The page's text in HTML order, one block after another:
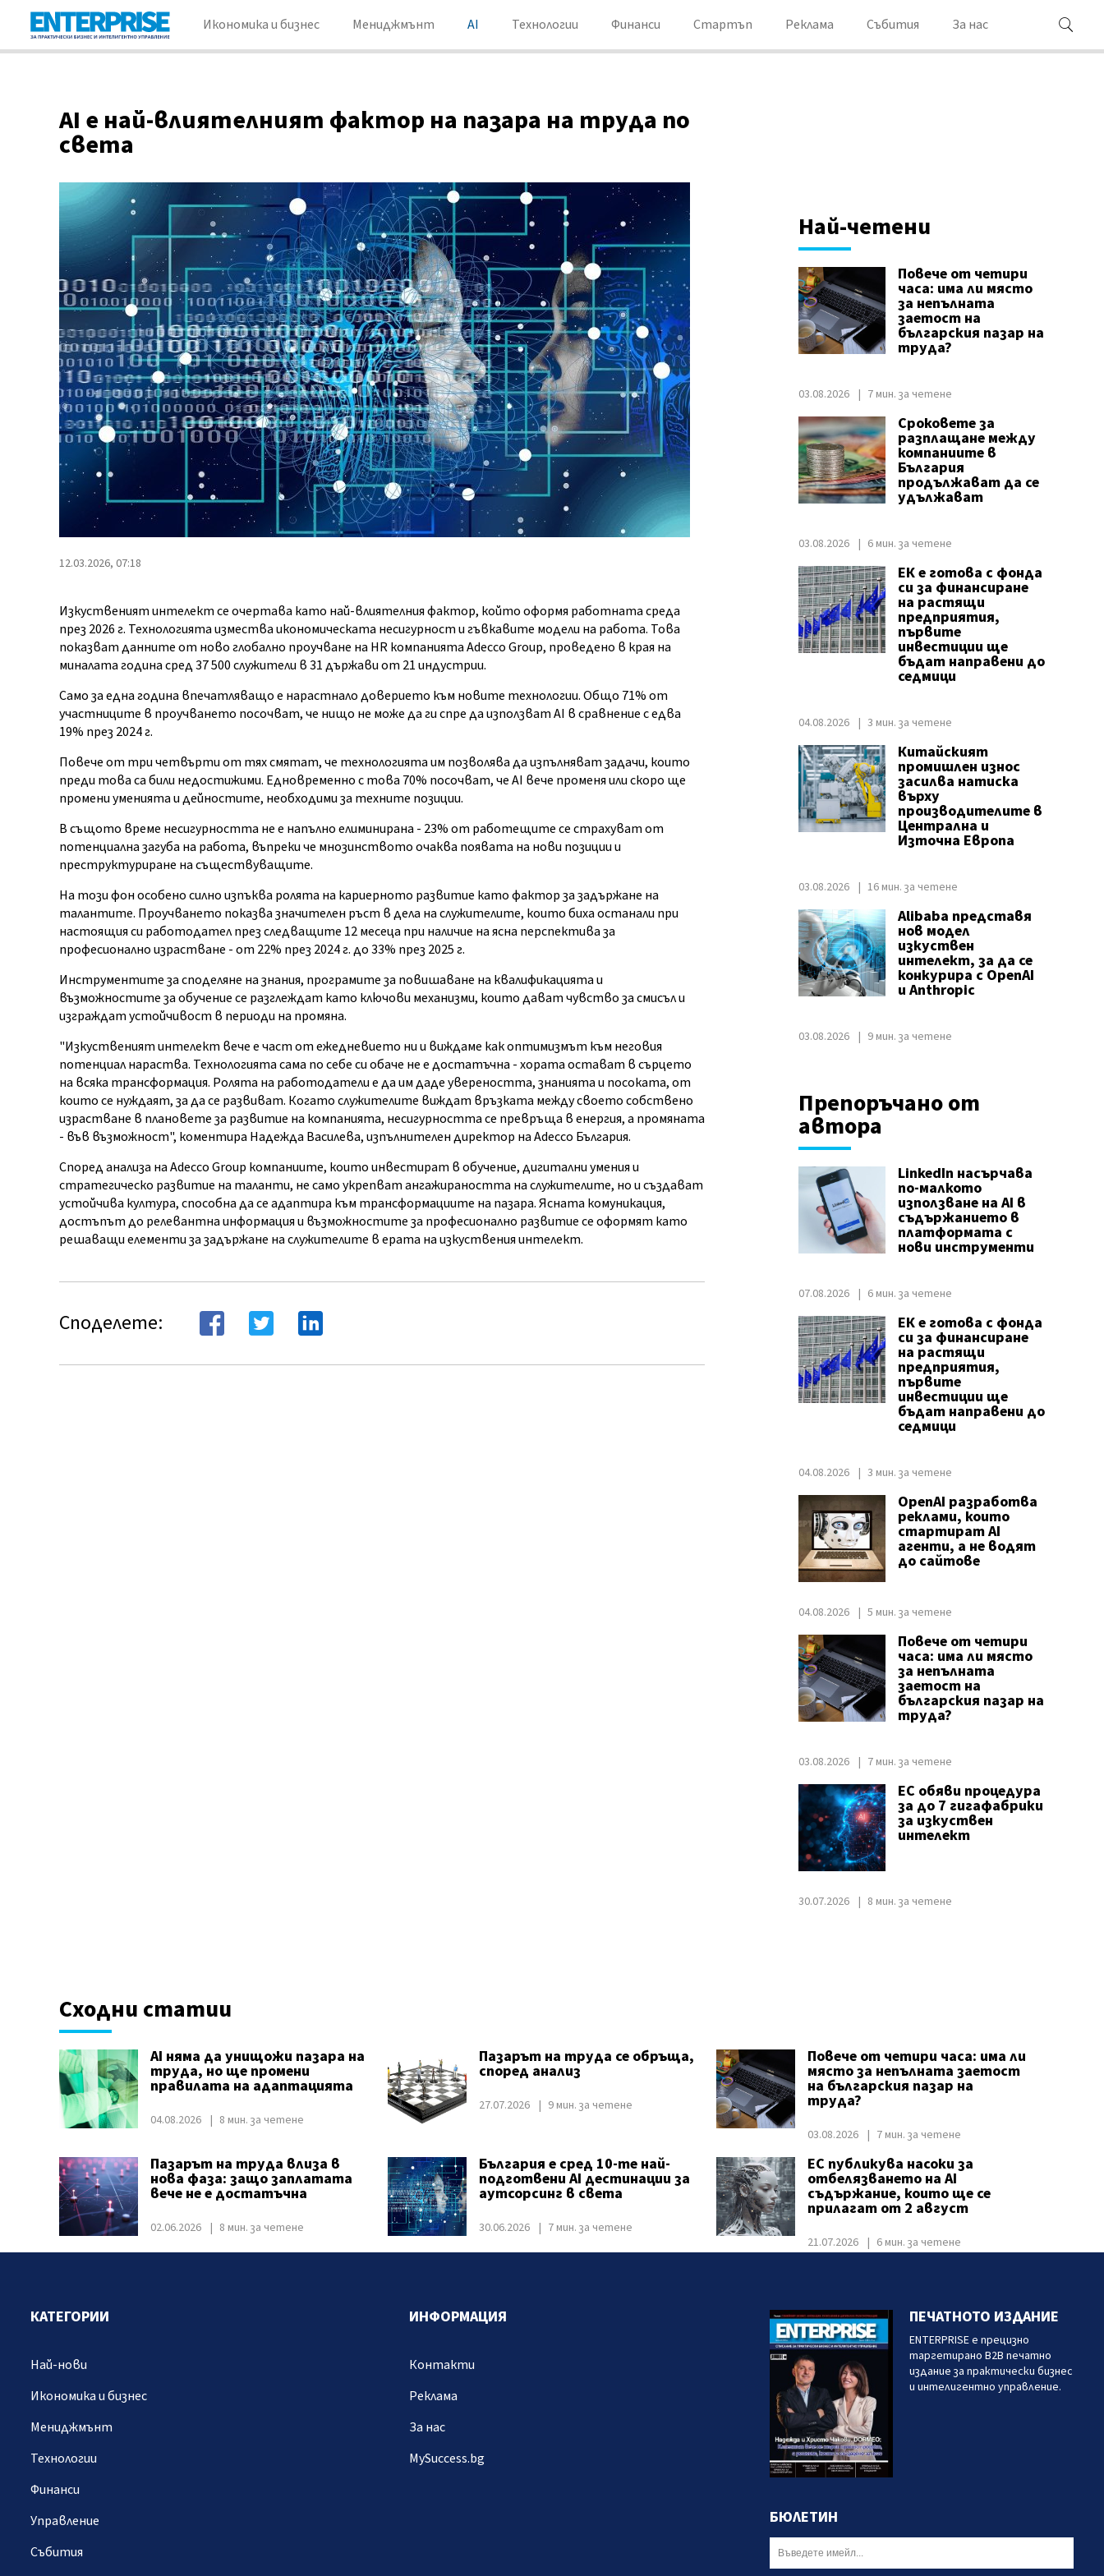
Икономика и бизнес Мениджмънт AI Технологии Финанси Стартъп Реклама Събития За нас
AI е най-влиятелният фактор на пазара на труда по
света
12.03.2026, 07:18
Изкуственият интелект се очертава като най-влиятелния фактор, който оформя работната среда
през 2026 г. Технологията измества икономическата несигурност и гъвкавите модели на работа. Това
показват данните от ново глобално проучване на HR компанията Adecco Group, проведено в края на
миналата година сред 37 500 служители в 31 държави от 21 индустрии.
Само за една година впечатляващо е нарастнало доверието към новите технологии. Общо 71% от
участниците в проучването посочват, че нищо не може да ги спре да използват AI в сравнение с едва
19% през 2024 г.
Повече от три четвърти от тях смятат, че технологията им позволява да изпълняват задачи, които
преди това са били недостижими. Едновременно с това 70% посочват, че AI вече променя или скоро ще
промени уменията и дейностите, необходими за техните позиции.
В същото време несигурността не е напълно елиминирана - 23% от работещите се страхуват от
потенциална загуба на работа, въпреки че мнозинството очаква появата на нови позиции и
преструктуриране на съществуващите.
На този фон особено силно изпъква ролята на кариерното развитие като фактор за задържане на
талантите. Проучването показва значителен ръст в дела на служителите, които биха останали при
настоящия си работодател през следващите 12 месеца при наличие на ясна перспектива за
професионално израстване - от 22% през 2024 г. до 33% през 2025 г.
Инструментите за споделяне на знания, програмите за повишаване на квалификацията и
възможностите за обучение се разглеждат като ключови механизми, които дават чувство за смисъл и
изграждат устойчивост в периоди на промяна.
"Изкуственият интелект вече е част от ежедневието ни и виждаме как оптимизмът към неговия
потенциал нараства. Технологията сама по себе си обаче не е достатъчна - хората остават в сърцето
на всяка трансформация. Ролята на работодатели е да им даде увереността, знанията и посоката, от
които се нуждаят, за да се развиват. Когато служителите виждат връзката между своето собствено
израстване в плановете за развитие на компанията, несигурността се превръща в енергия, а промяната
- във възможност", коментира Надежда Василева, изпълнителен директор на Adecco България.
Според анализа на Adecco Group компаниите, които инвестират в обучение, дигитални умения и
стратегическо развитие на таланти, не само укрепват ангажираността на служителите, но и създават
устойчива култура, способна да се адаптира към трансформациите на пазара. Ясната комуникация,
достъпът до релевантна информация и възможностите за професионално развитие се оформят като
решаващи елементи за задържане на служителите в ерата на изкуствения интелект.
Споделете:
Най-четени
Повече от четири
часа: има ли място
за непълната
заетост на
българския пазар на
труда?
03.08.2026 7 мин. за четене
Сроковете за
разплащане между
компаниите в
България
продължават да се
удължават
03.08.2026 6 мин. за четене
ЕК е готова с фонда
си за финансиране
на растящи
предприятия,
първите
инвестиции ще
бъдат направени до
седмици
04.08.2026 3 мин. за четене
Китайският
промишлен износ
засилва натиска
върху
производителите в
Централна и
Източна Европа
03.08.2026 16 мин. за четене
Alibaba представя
нов модел
изкуствен
интелект, за да се
конкурира с OpenAI
и Anthropic
03.08.2026 9 мин. за четене
Препоръчано от
автора
LinkedIn насърчава
по-малкото
използване на AI в
съдържанието в
платформата с
нови инструменти
07.08.2026 6 мин. за четене
ЕК е готова с фонда
си за финансиране
на растящи
предприятия,
първите
инвестиции ще
бъдат направени до
седмици
04.08.2026 3 мин. за четене
OpenAI разработва
реклами, които
стартират AI
агенти, а не водят
до сайтове
04.08.2026 5 мин. за четене
Повече от четири
часа: има ли място
за непълната
заетост на
българския пазар на
труда?
03.08.2026 7 мин. за четене
ЕС обяви процедура
за до 7 гигафабрики
за изкуствен
интелект
30.07.2026 8 мин. за четене
Сходни статии
AI няма да унищожи пазара на
труда, но ще промени
правилата на адаптацията
04.08.2026 8 мин. за четене
Пазарът на труда се обръща,
според анализ
27.07.2026 9 мин. за четене
Повече от четири часа: има ли
място за непълната заетост
на българския пазар на
труда?
03.08.2026 7 мин. за четене
Пазарът на труда влиза в
нова фаза: защо заплатата
вече не е достатъчна
02.06.2026 8 мин. за четене
България е сред 10-те най-
подготвени AI дестинации за
аутсорсинг в света
30.06.2026 7 мин. за четене
ЕС публикува насоки за
отбелязването на AI
съдържание, които ще се
прилагат от 2 август
21.07.2026 6 мин. за четене
КАТЕГОРИИ
Най-нови
Икономика и бизнес
Мениджмънт
Технологии
Финанси
Управление
Събития
ИНФОРМАЦИЯ
Контакти
Реклама
За нас
MySuccess.bg
ПЕЧАТНОТО ИЗДАНИЕ
ENTERPRISE е прецизно
таргетирано B2B печатно
издание за практически бизнес
и интелигентно управление.
БЮЛЕТИН